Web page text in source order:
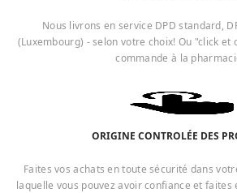
Nous livrons en service DPD standard,
(Luxembourg) - selon votre choix! Ou "click et
commande à la
ORIGINE CONTROLÉE DES
Faites vos achats en toute sécurité dans
laquelle vous pouvez avoir confiance et faites